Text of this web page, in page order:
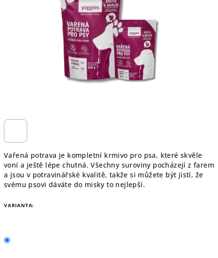
Vařená potrava je kompletní krmivo pro psa, které skvěle
voní a ještě lépe chutná. Všechny suroviny pocházejí z farem
a jsou v potravinářské kvalitě, takže si můžete být jistí, že
svému psovi dáváte do misky to nejlepší.
VARIANTA:
hvězdiček.